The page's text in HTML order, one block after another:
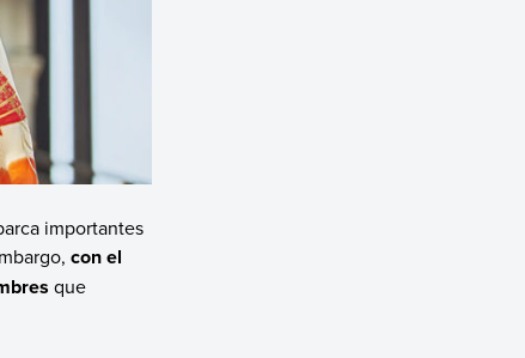
importantes
con el
que